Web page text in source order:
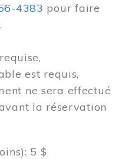
4383 pour faire
est requis,
ne sera effectué
la réservation
5 $